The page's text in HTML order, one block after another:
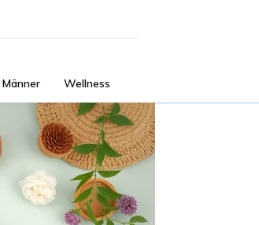
Männer Wellness